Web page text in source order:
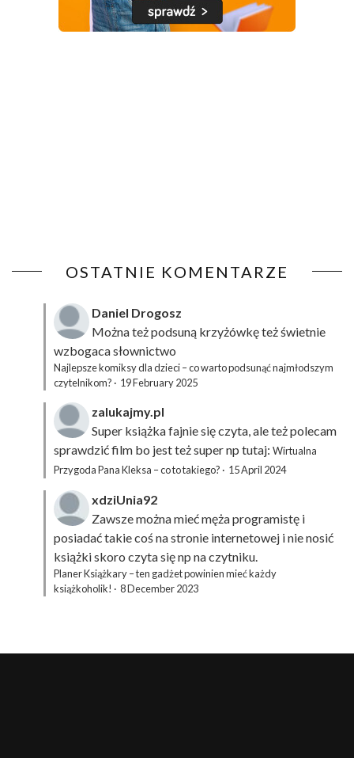
OSTATNIE KOMENTARZE
Daniel Drogosz
Można też podsuną krzyżówkęteż świetnie
wzbogaca słownictwo
Najlepsze komiksy dla dzieci – co warto podsunąć najmłodszym
czytelnikom? · 19 February 2025
zalukajmy.pl
Super książka fajnie się czyta, ale też polecam
sprawdzić film bo jest też super np tutaj: Wirtualna
Przygoda Pana Kleksa – co to takiego? · 15 April 2024
xdziUnia92
Zawsze można mieć męża programistę i
posiadać takie coś na stronie internetowej i nie nosić
książki skoro czyta się np na czytniku.
Planer Książkary – ten gadżet powinien mieć każdy
książkoholik! · 8 December 2023